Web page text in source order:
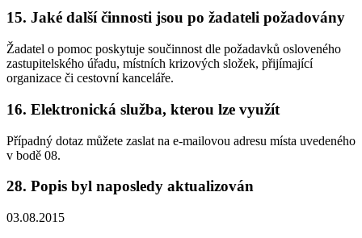
15. Jaké další činnosti jsou po žadateli požadovány
Žadatel o pomoc poskytuje součinnost dle požadavků osloveného
zastupitelského úřadu, místních krizových složek, přijímající
organizace či cestovní kanceláře.
16. Elektronická služba, kterou lze využít
Případný dotaz můžete zaslat na e-mailovou adresu místa uvedeného
v bodě 08.
28. Popis byl naposledy aktualizován
03.08.2015